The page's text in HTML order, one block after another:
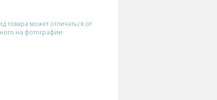
товара может отличаться от
на фотографии